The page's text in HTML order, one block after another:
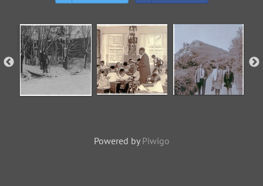
Powered by Piwigo